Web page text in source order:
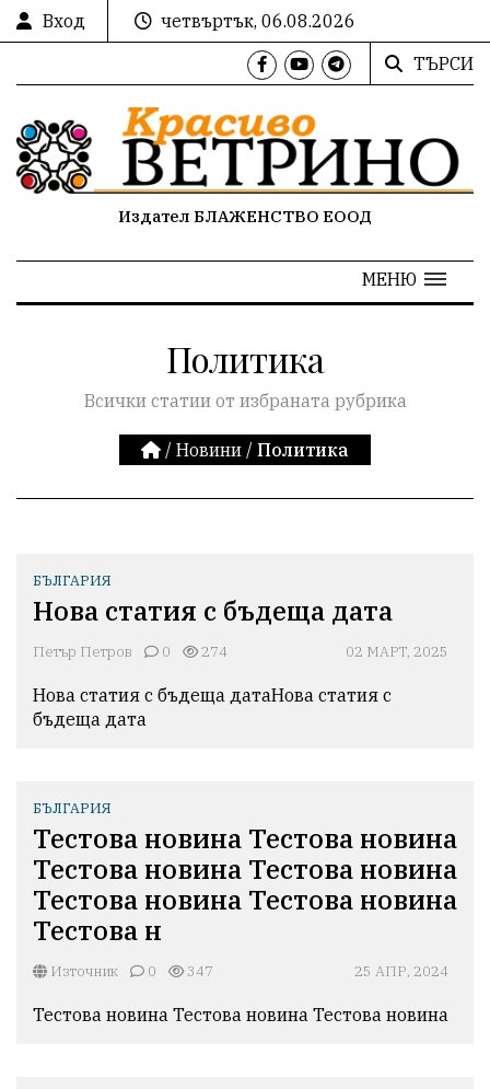
Вход
четвъртък, 06.08.2026
ТЪРСИ
Издател БЛАЖЕНСТВО ЕООД
МЕНЮ
Политика
Всички статии от избраната рубрика
/ Новини / Политика
БЪЛГАРИЯ
Нова статия с бъдеща дата
Петър Петров 0 274 02 МАРТ, 2025
Нова статия с бъдеща датаНова статия с
бъдеща дата
БЪЛГАРИЯ
Тестова новина Тестова новина
Тестова новина Тестова новина
Тестова новина Тестова новина
Тестова н
Източник 0 347 25 АПР, 2024
Тестова новина Тестова новина Тестова новина